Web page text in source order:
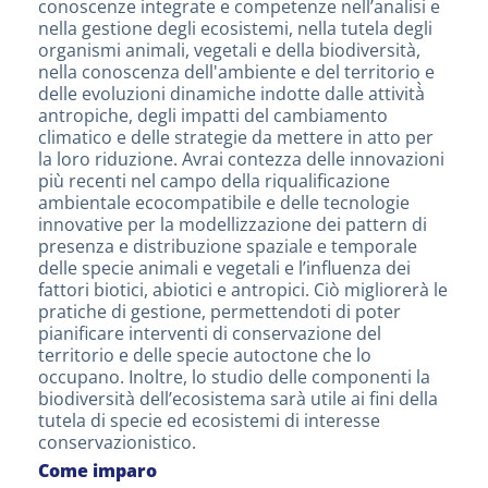
conoscenze integrate e competenze nell’analisi e
nella gestione degli ecosistemi, nella tutela degli
organismi animali, vegetali e della biodiversità,
nella conoscenza dell'ambiente e del territorio e
delle evoluzioni dinamiche indotte dalle attività̀
antropiche, degli impatti del cambiamento
climatico e delle strategie da mettere in atto per
la loro riduzione. Avrai contezza delle innovazioni
più recenti nel campo della riqualificazione
ambientale ecocompatibile e delle tecnologie
innovative per la modellizzazione dei pattern di
presenza e distribuzione spaziale e temporale
delle specie animali e vegetali e l’influenza dei
fattori biotici, abiotici e antropici. Ciò migliorerà le
pratiche di gestione, permettendoti di poter
pianificare interventi di conservazione del
territorio e delle specie autoctone che lo
occupano. Inoltre, lo studio delle componenti la
biodiversità dell’ecosistema sarà utile ai fini della
tutela di specie ed ecosistemi di interesse
conservazionistico.
Come imparo